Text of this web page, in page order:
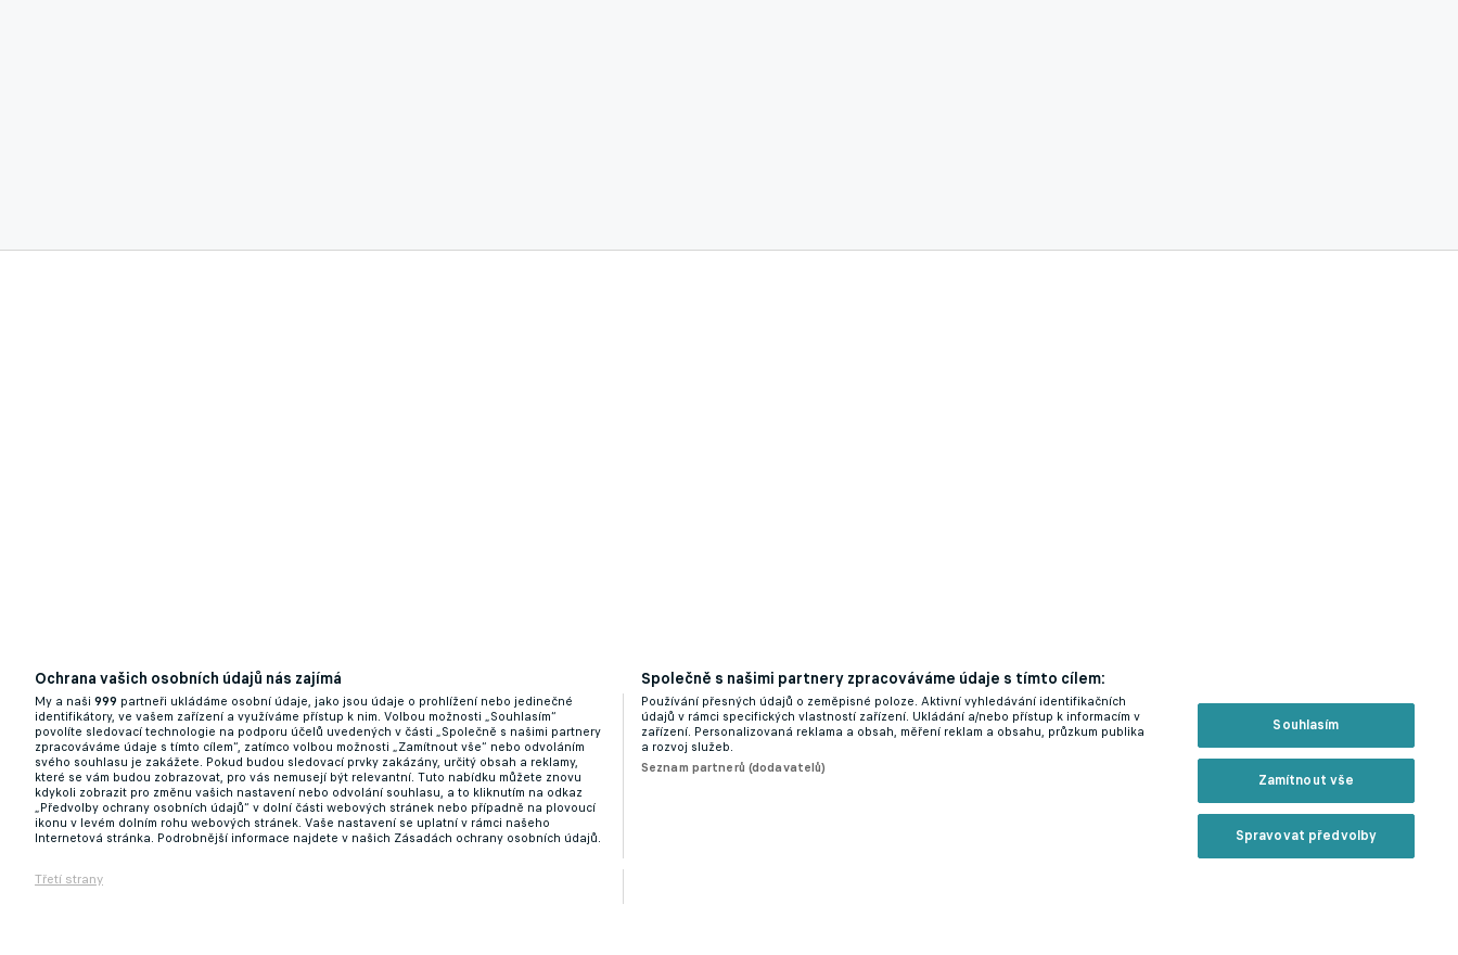
Ochrana vašich osobních údajů nás zajímá
My a naši 999 partneři ukládáme osobní údaje, jako jsou údaje o prohlížení nebo jedinečné
identifikátory, ve vašem zařízení a využíváme přístup k nim. Volbou možnosti „Souhlasím“
povolíte sledovací technologie na podporu účelů uvedených v části „Společně s našimi partnery
zpracováváme údaje s tímto cílem“, zatímco volbou možnosti „Zamítnout vše“ nebo odvoláním
svého souhlasu je zakážete. Pokud budou sledovací prvky zakázány, určitý obsah a reklamy,
které se vám budou zobrazovat, pro vás nemusejí být relevantní. Tuto nabídku můžete znovu
kdykoli zobrazit pro změnu vašich nastavení nebo odvolání souhlasu, a to kliknutím na odkaz
„Předvolby ochrany osobních údajů“ v dolní části webových stránek nebo případně na plovoucí
ikonu v levém dolním rohu webových stránek. Vaše nastavení se uplatní v rámci našeho
Internetová stránka. Podrobnější informace najdete v našich Zásadách ochrany osobních údajů.
Třetí strany
Společně s našimi partnery zpracováváme údaje s tímto cílem:
Používání přesných údajů o zeměpisné poloze. Aktivní vyhledávání identifikačních
údajů v rámci specifických vlastností zařízení. Ukládání a/nebo přístup k informacím v
zařízení. Personalizovaná reklama a obsah, měření reklam a obsahu, průzkum publika
a rozvoj služeb.
Seznam partnerů (dodavatelů)
Souhlasím
Zamítnout vše
Spravovat předvolby